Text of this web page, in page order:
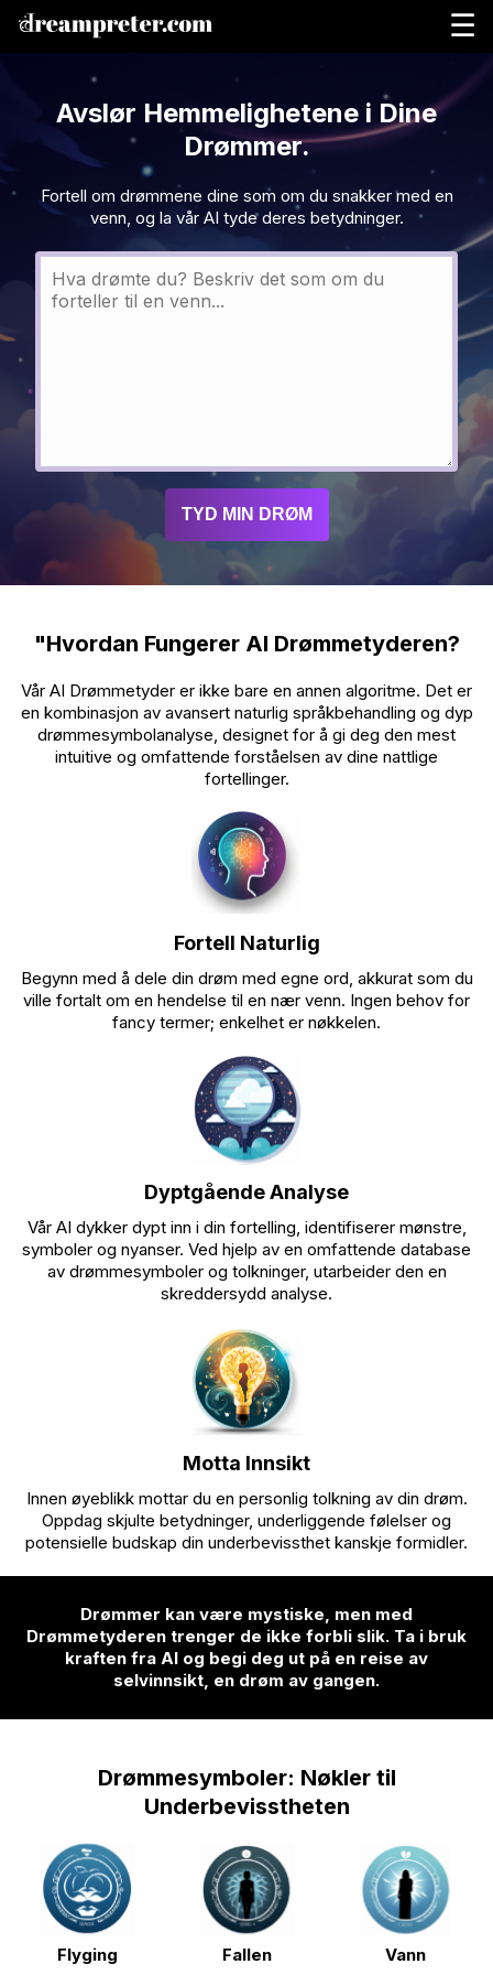
☰
Avslør Hemmelighetene i Dine
Drømmer.
Fortell om drømmene dine som om du snakker med en
venn, og la vår AI tyde deres betydninger.
"Hvordan Fungerer AI Drømmetyderen?
Vår AI Drømmetyder er ikke bare en annen algoritme. Det er
en kombinasjon av avansert naturlig språkbehandling og dyp
drømmesymbolanalyse, designet for å gi deg den mest
intuitive og omfattende forståelsen av dine nattlige
fortellinger.
Fortell Naturlig
Begynn med å dele din drøm med egne ord, akkurat som du
ville fortalt om en hendelse til en nær venn. Ingen behov for
fancy termer; enkelhet er nøkkelen.
Dyptgående Analyse
Vår AI dykker dypt inn i din fortelling, identifiserer mønstre,
symboler og nyanser. Ved hjelp av en omfattende database
av drømmesymboler og tolkninger, utarbeider den en
skreddersydd analyse.
Motta Innsikt
Innen øyeblikk mottar du en personlig tolkning av din drøm.
Oppdag skjulte betydninger, underliggende følelser og
potensielle budskap din underbevissthet kanskje formidler.
Drømmer kan være mystiske, men med
Drømmetyderen trenger de ikke forbli slik. Ta i bruk
kraften fra AI og begi deg ut på en reise av
selvinnsikt, en drøm av gangen.
Drømmesymboler: Nøkler til
Underbevisstheten
Flyging Fallen Vann